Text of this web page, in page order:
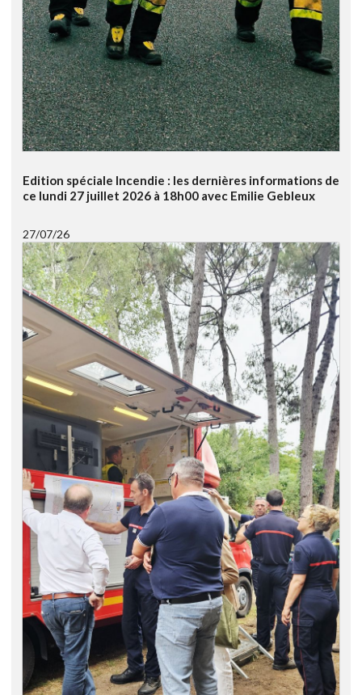
Edition spéciale Incendie : les dernières informations de
ce lundi 27 juillet 2026 à 18h00 avec Emilie Gebleux
27/07/26